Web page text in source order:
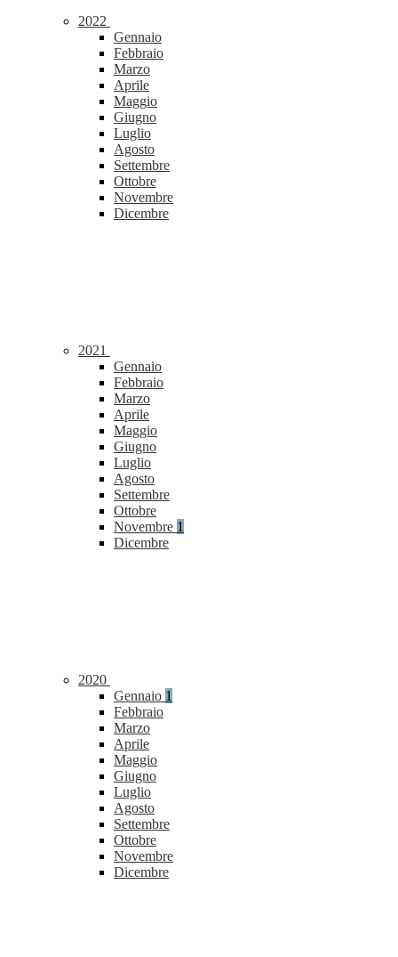
2022
Gennaio
Febbraio
Marzo
Aprile
Maggio
Giugno
Luglio
Agosto
Settembre
Ottobre
Novembre
Dicembre
2021
Gennaio
Febbraio
Marzo
Aprile
Maggio
Giugno
Luglio
Agosto
Settembre
Ottobre
Novembre 1
Dicembre
2020
Gennaio 1
Febbraio
Marzo
Aprile
Maggio
Giugno
Luglio
Agosto
Settembre
Ottobre
Novembre
Dicembre